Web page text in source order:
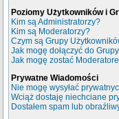
Poziomy Użytkowników i
Kim są Administratorzy?
Kim są Moderatorzy?
Czym są Grupy
Jak mogę dołączyć do
Jak mogę zostać
Prywatne Wiadomości
Nie mogę wysyłać
Wciąż dostaję niechciane
Dostałem spam lub